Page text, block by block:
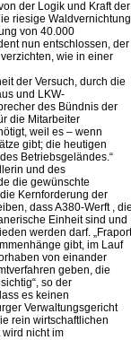
der Logik und Kraft der
riesige Waldvernichtung
von 40.000
nun entschlossen, der
wie in einer
der Versuch, durch die
und LKW-
des Bündnis der
die Mitarbeiter
weil es – wenn
gibt; die heutigen
Betriebsgeländes.“
und des
die gewünschte
Kernforderung der
dass A380-Werft ,
Einheit sind und
werden darf. „Fraport
gibt, im Lauf
von einander
geben, die
so der
es keinen
Verwaltungsgericht
rein wirtschaftlichen
wird nicht im